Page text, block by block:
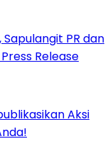
PR dan
Release
Aksi